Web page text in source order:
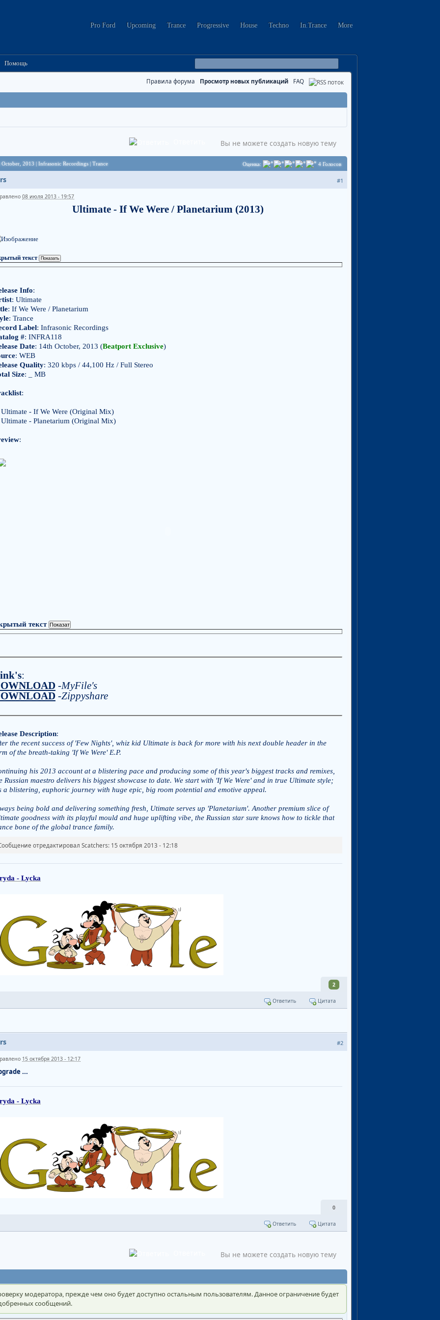
Pro Ford Upcoming Trance Progressive House Techno In.Trance More
Помощь
Правила форума Просмотр новых публикаций FAQ
Вы не можете создать новую тему
October, 2013 | Infrasonic Recordings | Trance Оценка: 4 Голосов
#1
08 июля 2013 - 19:57
Ultimate - If We Were / Planetarium (2013)
текст
Info:
: Ultimate
: If We Were / Planetarium
: Trance
Label: Infrasonic Recordings
#: INFRA118
Date: 14th October, 2013 (Beatport Exclusive)
: WEB
Quality: 320 kbps / 44,100 Hz / Full Stereo
Size: _ MB
:
- If We Were (Original Mix)
- Planetarium (Original Mix)
:
текст
:
-MyFile's
-Zippyshare
Description:
the recent success of 'Few Nights', whiz kid Ultimate is back for more with his next double header in the
of the breath-taking 'If We Were' E.P.
his 2013 account at a blistering pace and producing some of this year's biggest tracks and remixes,
Russian maestro delivers his biggest showcase to date. We start with 'If We Were' and in true Ultimate style;
a blistering, euphoric journey with huge epic, big room potential and emotive appeal.
being bold and delivering something fresh, Utimate serves up 'Planetarium'. Another premium slice of
goodness with its playful mould and huge uplifting vibe, the Russian star sure knows how to tickle that
bone of the global trance family.
отредактировал Scatchers: 15 октября 2013 - 12:18
- Lycka
2
Цитата
Ответить
#2
15 октября 2013 - 12:17
...
- Lycka
0
Цитата
Ответить
Вы не можете создать новую тему
модератора, прежде чем оно будет доступно остальным пользователям. Данное ограничение будет
сообщений.